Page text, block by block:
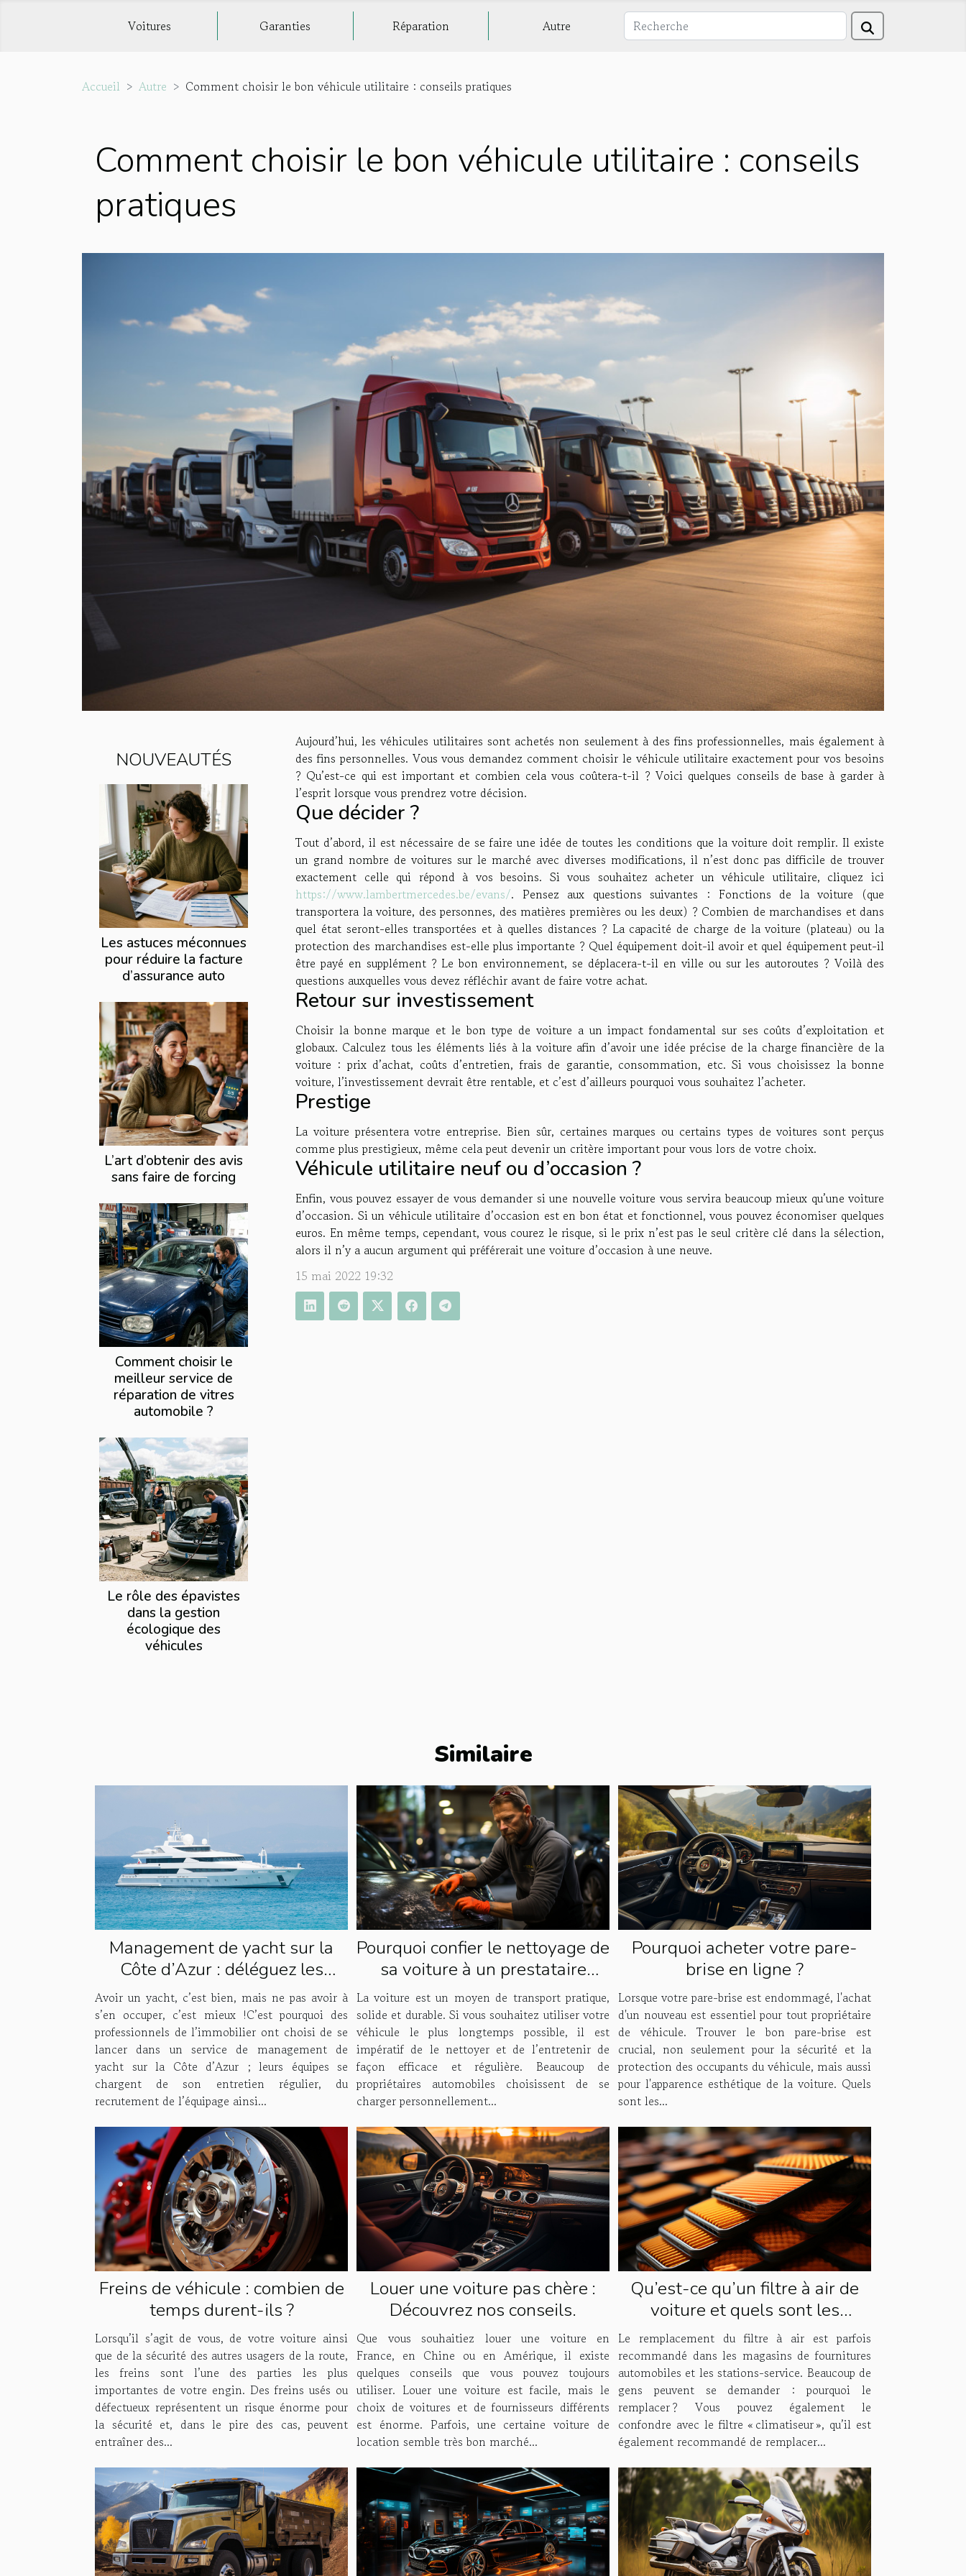
Voitures Garanties Réparation Autre
Accueil Autre Comment choisir le bon véhicule utilitaire : conseils pratiques
Comment choisir le bon véhicule utilitaire : conseils
pratiques
NOUVEAUTÉS
Les astuces méconnues
pour réduire la facture
d’assurance auto
L’art d’obtenir des avis
sans faire de forcing
Comment choisir le
meilleur service de
réparation de vitres
automobile ?
Le rôle des épavistes
dans la gestion
écologique des
véhicules
Aujourd’hui, les véhicules utilitaires sont achetés non seulement à des fins professionnelles, mais également à
des fins personnelles. Vous vous demandez comment choisir le véhicule utilitaire exactement pour vos besoins
? Qu’est-ce qui est important et combien cela vous coûtera-t-il ? Voici quelques conseils de base à garder à
l’esprit lorsque vous prendrez votre décision.
Que décider ?
Tout d’abord, il est nécessaire de se faire une idée de toutes les conditions que la voiture doit remplir. Il existe
un grand nombre de voitures sur le marché avec diverses modifications, il n’est donc pas difficile de trouver
exactement celle qui répond à vos besoins. Si vous souhaitez acheter un véhicule utilitaire, cliquez ici
https://www.lambertmercedes.be/evans/. Pensez aux questions suivantes : Fonctions de la voiture (que
transportera la voiture, des personnes, des matières premières ou les deux) ? Combien de marchandises et dans
quel état seront-elles transportées et à quelles distances ? La capacité de charge de la voiture (plateau) ou la
protection des marchandises est-elle plus importante ? Quel équipement doit-il avoir et quel équipement peut-il
être payé en supplément ? Le bon environnement, se déplacera-t-il en ville ou sur les autoroutes ? Voilà des
questions auxquelles vous devez réfléchir avant de faire votre achat.
Retour sur investissement
Choisir la bonne marque et le bon type de voiture a un impact fondamental sur ses coûts d’exploitation et
globaux. Calculez tous les éléments liés à la voiture afin d’avoir une idée précise de la charge financière de la
voiture : prix ​​d’achat, coûts d’entretien, frais de garantie, consommation, etc. Si vous choisissez la bonne
voiture, l’investissement devrait être rentable, et c’est d’ailleurs pourquoi vous souhaitez l’acheter.
Prestige
La voiture présentera votre entreprise. Bien sûr, certaines marques ou certains types de voitures sont perçus
comme plus prestigieux, même cela peut devenir un critère important pour vous lors de votre choix.
Véhicule utilitaire neuf ou d’occasion ?
Enfin, vous pouvez essayer de vous demander si une nouvelle voiture vous servira beaucoup mieux qu’une voiture
d’occasion. Si un véhicule utilitaire d’occasion est en bon état et fonctionnel, vous pouvez économiser quelques
euros. En même temps, cependant, vous courez le risque, si le prix n’est pas le seul critère clé dans la sélection,
alors il n’y a aucun argument qui préférerait une voiture d’occasion à une neuve.
15 mai 2022 19:32
Similaire
Management de yacht sur la
Côte d’Azur : déléguez les
tâches à Houses & Fleets !
Avoir un yacht, c’est bien, mais ne pas avoir à
s’en occuper, c’est mieux !C’est pourquoi des
professionnels de l’immobilier ont choisi de se
lancer dans un service de management de
yacht sur la Côte d’Azur ; leurs équipes se
chargent de son entretien régulier, du
recrutement de l’équipage ainsi...
Pourquoi confier le nettoyage de
sa voiture à un prestataire
spécialisé ?
La voiture est un moyen de transport pratique,
solide et durable. Si vous souhaitez utiliser votre
véhicule le plus longtemps possible, il est
impératif de le nettoyer et de l’entretenir de
façon efficace et régulière. Beaucoup de
propriétaires automobiles choisissent de se
charger personnellement...
Pourquoi acheter votre pare-
brise en ligne ?
Lorsque votre pare-brise est endommagé, l'achat
d'un nouveau est essentiel pour tout propriétaire
de véhicule. Trouver le bon pare-brise est
crucial, non seulement pour la sécurité et la
protection des occupants du véhicule, mais aussi
pour l'apparence esthétique de la voiture. Quels
sont les...
Freins de véhicule : combien de
temps durent-ils ?
Lorsqu’il s’agit de vous, de votre voiture ainsi
que de la sécurité des autres usagers de la route,
les freins sont l’une des parties les plus
importantes de votre engin. Des freins usés ou
défectueux représentent un risque énorme pour
la sécurité et, dans le pire des cas, peuvent
entraîner des...
Louer une voiture pas chère :
Découvrez nos conseils.
Que vous souhaitiez louer une voiture en
France, en Chine ou en Amérique, il existe
quelques conseils que vous pouvez toujours
utiliser. Louer une voiture est facile, mais le
choix de voitures et de fournisseurs différents
est énorme. Parfois, une certaine voiture de
location semble très bon marché...
Qu’est-ce qu’un filtre à air de
voiture et quels sont les
avantages et inconvénients de
le remplacer ?
Le remplacement du filtre à air est parfois
recommandé dans les magasins de fournitures
automobiles et les stations-service. Beaucoup de
gens peuvent se demander : pourquoi le
remplacer ? Vous pouvez également le
confondre avec le filtre « climatiseur », qu’il est
également recommandé de remplacer...